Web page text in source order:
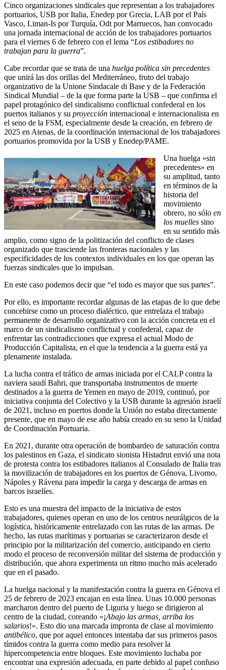
Cinco organizaciones sindicales que representan a los trabajadores
portuarios, USB por Italia, Enedep por Grecia, LAB por el País
Vasco, Liman-Is por Turquía, Odt por Marruecos, han convocado
una jornada internacional de acción de los trabajadores portuarios
para el viernes 6 de febrero con el lema “Los estibadores no
trabajan para la guerra”.
Cabe recordar que se trata de una huelga política sin precedentes
que unirá las dos orillas del Mediterráneo, fruto del trabajo
organizativo de la Unione Sindacale di Base y de la Federación
Sindical Mundial – de la que forma parte la USB – que confirma el
papel protagónico del sindicalismo conflictual confederal en los
puertos italianos y su proyección internacional e internacionalista en
el seno de la FSM, especialmente desde la creación, en febrero de
2025 en Atenas, de la coordinación internacional de los trabajadores
portuarios promovida por la USB y Enedep/PAME.
Una huelga «sin
precedentes» en
su amplitud, tanto
en términos de la
historia del
movimiento
obrero, no sólo en
los muelles sino
en su sentido más
amplio, como signo de la politización del conflicto de clases
organizado que trasciende las fronteras nacionales y las
especificidades de los contextos individuales en los que operan las
fuerzas sindicales que lo impulsan.
En este caso podemos decir que “el todo es mayor que sus partes”.
Por ello, es importante recordar algunas de las etapas de lo que debe
concebirse como un proceso dialéctico, que entrelaza el trabajo
permanente de desarrollo organizativo con la acción concreta en el
marco de un sindicalismo conflictual y confederal, capaz de
enfrentar las contradicciones que expresa el actual Modo de
Producción Capitalista, en el que la tendencia a la guerra está ya
plenamente instalada.
La lucha contra el tráfico de armas iniciada por el CALP contra la
naviera saudí Bahri, que transportaba instrumentos de muerte
destinados a la guerra de Yemen en mayo de 2019, continuó, por
iniciativa conjunta del Colectivo y la USB durante la agresión israelí
de 2021, incluso en puertos donde la Unión no estaba directamente
presente, que en mayo de ese año había creado en su seno la Unidad
de Coordinación Portuaria.
En 2021, durante otra operación de bombardeo de saturación contra
los palestinos en Gaza, el sindicato sionista Histadrut envió una nota
de protesta contra los estibadores italianos al Consulado de Italia tras
la movilización de trabajadores en los puertos de Génova, Livorno,
Nápoles y Rávena para impedir la carga y descarga de armas en
barcos israelíes.
Esto es una muestra del impacto de la iniciativa de estos
trabajadores, quienes operan en uno de los centros neurálgicos de la
logística, históricamente entrelazado con las rutas de las armas. De
hecho, las rutas marítimas y portuarias se caracterizaron desde el
principio por la militarización del comercio, anticipando en cierto
modo el proceso de reconversión militar del sistema de producción y
distribución, que ahora experimenta un ritmo mucho más acelerado
que en el pasado.
La huelga nacional y la manifestación contra la guerra en Génova el
25 de febrero de 2023 encajan en esta línea. Unas 10.000 personas
marcharon dentro del puerto de Liguria y luego se dirigieron al
centro de la ciudad, coreando «¡Abajo las armas, arriba los
salarios!». Esto dio una marcada impronta de clase al movimiento
antibélico, que por aquel entonces intentaba dar sus primeros pasos
tímidos contra la guerra como medio para resolver la
hipercompetencia entre bloques. Este movimiento luchaba por
encontrar una expresión adecuada, en parte debido al papel confuso